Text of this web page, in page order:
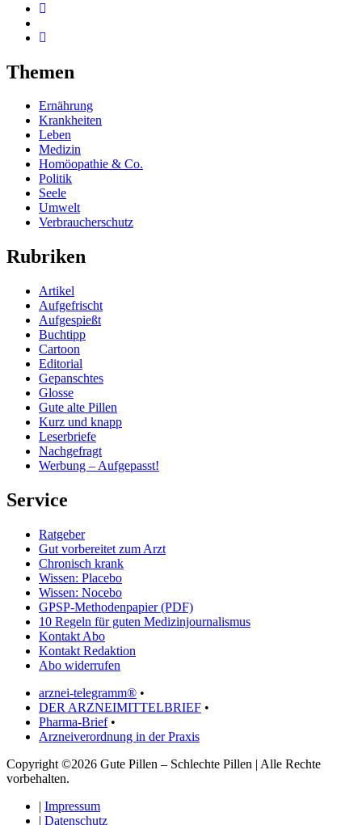
Themen
Ernährung
Krankheiten
Leben
Medizin
Homöopathie & Co.
Politik
Seele
Umwelt
Verbraucherschutz
Rubriken
Artikel
Aufgefrischt
Aufgespießt
Buchtipp
Cartoon
Editorial
Gepanschtes
Glosse
Gute alte Pillen
Kurz und knapp
Leserbriefe
Nachgefragt
Werbung – Aufgepasst!
Service
Ratgeber
Gut vorbereitet zum Arzt
Chronisch krank
Wissen: Placebo
Wissen: Nocebo
GPSP-Methodenpapier (PDF)
10 Regeln für guten Medizinjournalismus
Kontakt Abo
Kontakt Redaktion
Abo widerrufen
arznei-telegramm® •
DER ARZNEIMITTELBRIEF •
Pharma-Brief•
Arzneiverordnung in der Praxis
Copyright ©2026 Gute Pillen – Schlechte Pillen | Alle Rechte
vorbehalten.
| Impressum
| Datenschutz